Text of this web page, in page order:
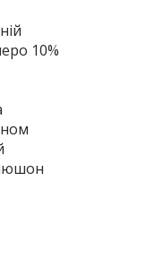
10%